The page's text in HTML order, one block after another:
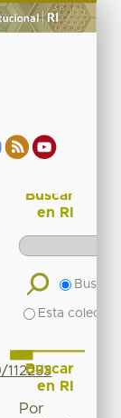
Buscar
en RI
Buscar
Esta
Buscar
en RI
Por